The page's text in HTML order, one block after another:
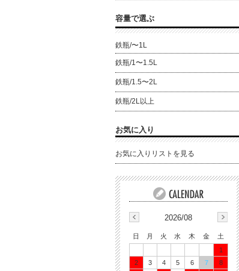
容量で選ぶ
鉄瓶/〜1L
鉄瓶/1〜1.5L
鉄瓶/1.5〜2L
鉄瓶/2L以上
お気に入り
お気に入りリストを見る
2026/08
日 月 火 水 木 金
土
1
2
3 4 5 6 7
8